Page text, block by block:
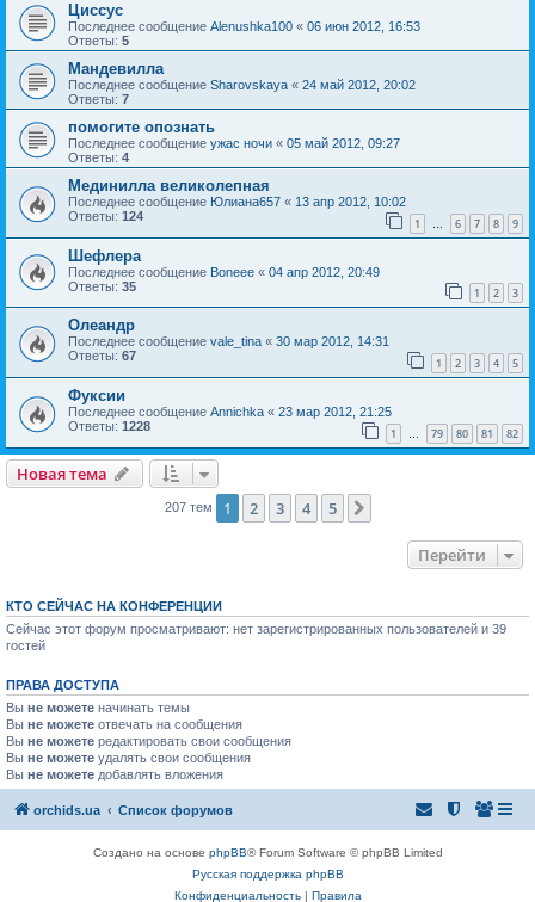
Циссус
Последнее сообщение Alenushka100 « 06 июн 2012, 16:53
Ответы: 5
Мандевилла
Последнее сообщение Sharovskaya « 24 май 2012, 20:02
Ответы: 7
помогите опознать
Последнее сообщение ужас ночи « 05 май 2012, 09:27
Ответы: 4
Мединилла великолепная
Последнее сообщение Юлиана657 « 13 апр 2012, 10:02
Ответы: 124 1 … 6 7 8 9
Шефлера
Последнее сообщение Boneee « 04 апр 2012, 20:49
Ответы: 35 1 2 3
Олеандр
Последнее сообщение vale_tina « 30 мар 2012, 14:31
Ответы: 67 1 2 3 4 5
Фуксии
Последнее сообщение Annichka « 23 мар 2012, 21:25
Ответы: 1228 1 … 79 80 81 82
Новая тема
207 тем 1 2 3 4 5
Перейти
КТО СЕЙЧАС НА КОНФЕРЕНЦИИ
Сейчас этот форум просматривают: нет зарегистрированных пользователей и 39
гостей
ПРАВА ДОСТУПА
Вы не можете начинать темы
Вы не можете отвечать на сообщения
Вы не можете редактировать свои сообщения
Вы не можете удалять свои сообщения
Вы не можете добавлять вложения
orchids.ua Список форумов
Создано на основе phpBB® Forum Software © phpBB Limited
Русская поддержка phpBB
Конфиденциальность| Правила